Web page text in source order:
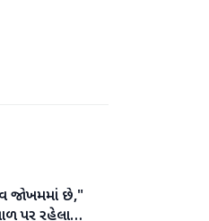
જોખમમાં છે,"
પર રહેલા